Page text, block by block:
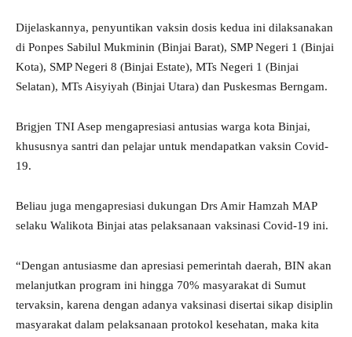
Dijelaskannya, penyuntikan vaksin dosis kedua ini dilaksanakan
di Ponpes Sabilul Mukminin (Binjai Barat), SMP Negeri 1 (Binjai
Kota), SMP Negeri 8 (Binjai Estate), MTs Negeri 1 (Binjai
Selatan), MTs Aisyiyah (Binjai Utara) dan Puskesmas Berngam.
Brigjen TNI Asep mengapresiasi antusias warga kota Binjai,
khususnya santri dan pelajar untuk mendapatkan vaksin Covid-
19.
Beliau juga mengapresiasi dukungan Drs Amir Hamzah MAP
selaku Walikota Binjai atas pelaksanaan vaksinasi Covid-19 ini.
“Dengan antusiasme dan apresiasi pemerintah daerah, BIN akan
melanjutkan program ini hingga 70% masyarakat di Sumut
tervaksin, karena dengan adanya vaksinasi disertai sikap disiplin
masyarakat dalam pelaksanaan protokol kesehatan, maka kita